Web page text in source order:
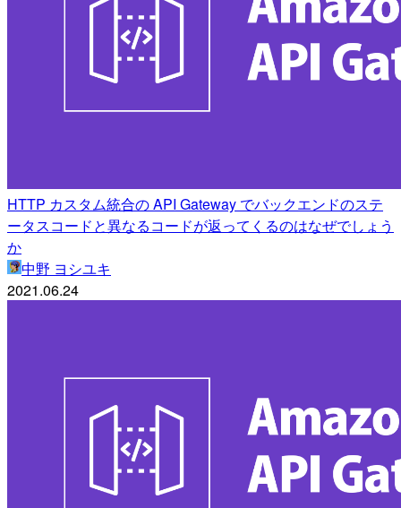
HTTP カスタム統合の API Gateway でバックエンドのステ
ータスコードと異なるコードが返ってくるのはなぜでしょう
か
中野 ヨシユキ
2021.06.24